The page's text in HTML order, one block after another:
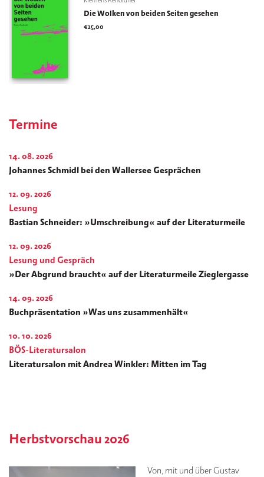
Die Wolken von beiden Seiten gesehen
€25,00
Termine
14. 08. 2026
Johannes Schmidl bei den Wallersee Gesprächen
12. 09. 2026
Lesung
Bastian Schneider: »Umschreibung« auf der Literaturmeile
12. 09. 2026
Lesung und Gespräch
»Der Abgrund braucht« auf der Literaturmeile Zieglergasse
14. 09. 2026
Buchpräsentation »Was uns zusammenhält«
10. 10. 2026
BÖS-Literatursalon
Literatursalon mit Andrea Winkler: Mitten im Tag
Herbstvorschau 2026
Von, mit und über Gustav